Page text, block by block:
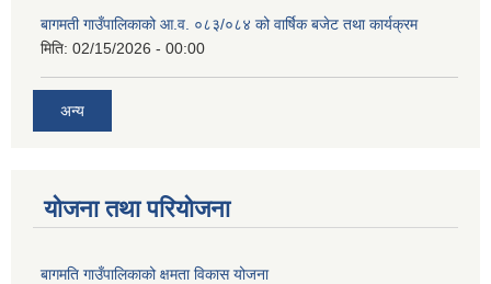
बागमती गाउँपालिकाको आ.व. ०८३/०८४ को वार्षिक बजेट तथा कार्यक्रम
मिति: 02/15/2026 - 00:00
अन्य
योजना तथा परियोजना
बागमति गाउँपालिकाको क्षमता विकास योजना